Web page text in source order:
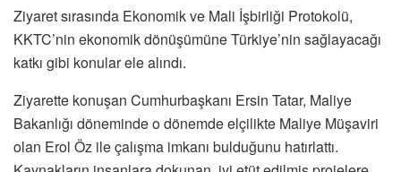
Ziyaret sırasında Ekonomik ve Mali İşbirliği Protokolü,
KKTC’nin ekonomik dönüşümüne Türkiye’nin sağlayacağı
katkı gibi konular ele alındı.
Ziyarette konuşan Cumhurbaşkanı Ersin Tatar, Maliye
Bakanlığı döneminde o dönemde elçilikte Maliye Müşaviri
olan Erol Öz ile çalışma imkanı bulduğunu hatırlattı.